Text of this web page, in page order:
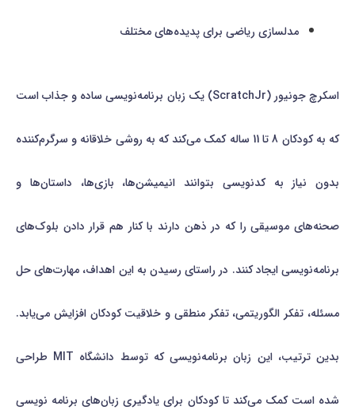
مدلسازی ریاضی برای پدیده‌های مختلف
اسکرچ جونیور (ScratchJr) یک زبان برنامه‌نویسی ساده و جذاب است
که به کودکان 8 تا 11 ساله کمک می‌کند که به روشی خلاقانه و سرگرم‌کننده
بدون نیاز به کدنویسی بتوانند انیمیشن‌ها، بازی‌ها، داستان‌ها و
صحنه‌های موسیقی را که در ذهن دارند با کنار هم قرار دادن بلوک‌های
برنامه‌نویسی ایجاد کنند. در راستای رسیدن به این اهداف، مهارت‌های حل
مسئله، تفکر الگوریتمی، تفکر منطقی و خلاقیت کودکان افزایش می‌یابد.
بدین ترتیب، این زبان برنامه‌نویسی که توسط دانشگاه MIT طراحی
شده است کمک می‌کند تا کودکان برای یادگیری زبان‌های برنامه نویسی